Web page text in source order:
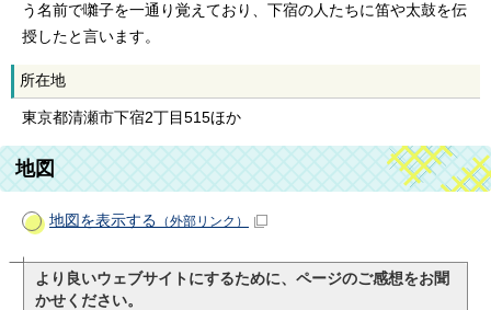
う名前で囃子を一通り覚えており、下宿の人たちに笛や太鼓を伝
授したと言います。
所在地
東京都清瀬市下宿2丁目515ほか
地図
地図を表示する （外部リンク）
より良いウェブサイトにするために、ページのご感想をお聞
かせください。